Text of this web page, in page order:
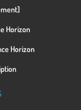
Horizon
Horizon